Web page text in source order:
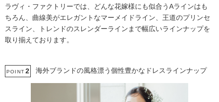
ラヴィ・ファクトリーでは、どんな花嫁様にも似合うAラインはも
ちろん、曲線美がエレガントなマーメイドライン、王道のプリンセ
スライン、トレンドのスレンダーラインまで幅広いラインナップを
取り揃えております。
POINT 2 海外ブランドの風格漂う個性豊かなドレスラインナップ